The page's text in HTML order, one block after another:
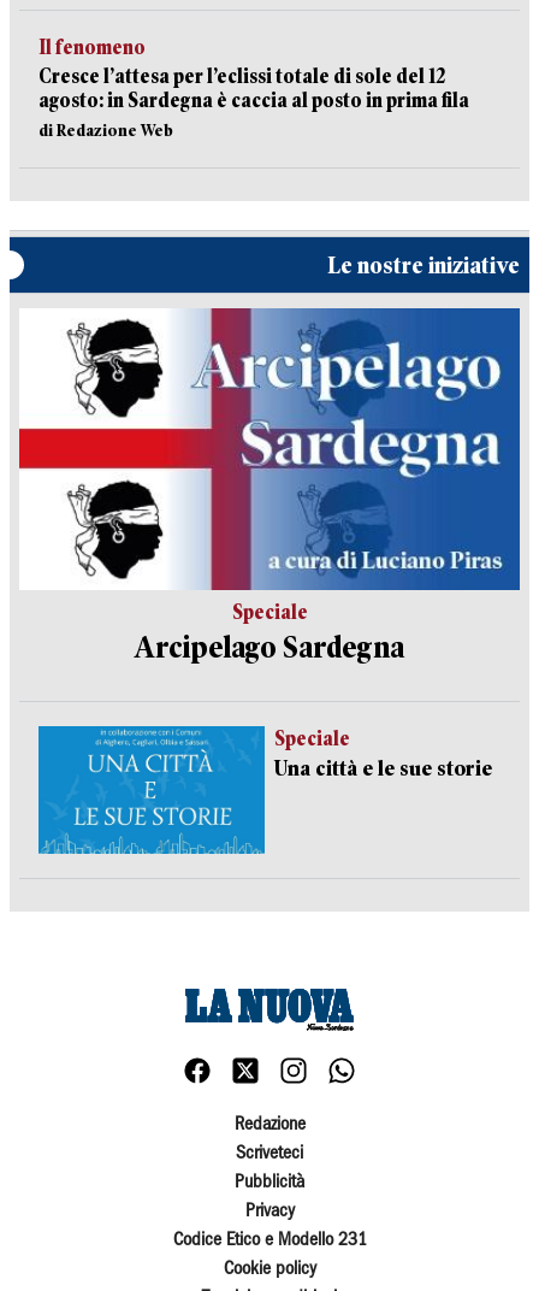
Il fenomeno
Cresce l’attesa per l’eclissi totale di sole del 12
agosto: in Sardegna è caccia al posto in prima fila
di Redazione Web
Le nostre iniziative
Speciale
Arcipelago Sardegna
Speciale
Una città e le sue storie
Redazione
Scriveteci
Pubblicità
Privacy
Codice Etico e Modello 231
Cookie policy